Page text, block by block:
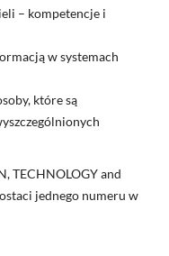
– kompetencje i
w systemach
które są
TECHNOLOGY and
jednego numeru w